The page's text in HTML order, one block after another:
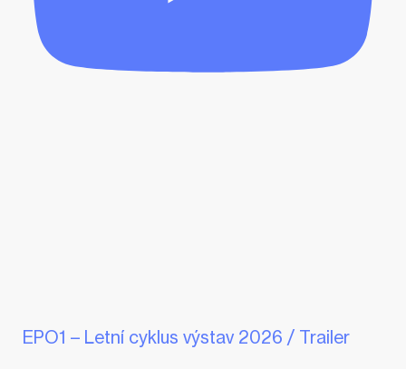
EPO1 – Letní cyklus výstav 2026 / Trailer